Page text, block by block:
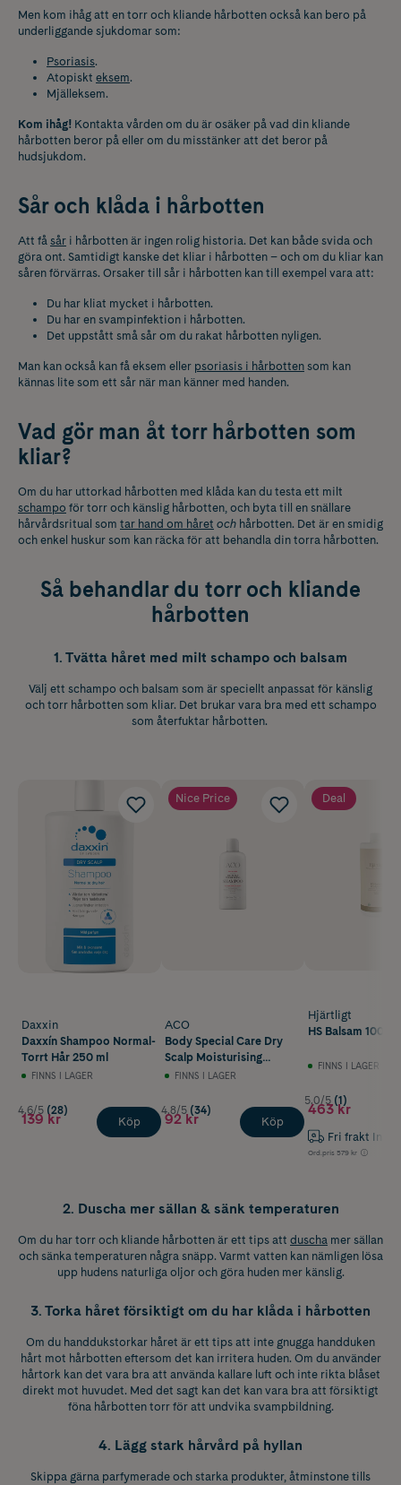
Men kom ihåg att en torr och kliande hårbotten också kan bero på
underliggande sjukdomar som:
Psoriasis.
Atopiskt eksem.
Mjälleksem.
Kom ihåg! Kontakta vården om du är osäker på vad din kliande
hårbotten beror på eller om du misstänker att det beror på
hudsjukdom.
Sår och klåda i hårbotten
Att få sår i hårbotten är ingen rolig historia. Det kan både svida och
göra ont. Samtidigt kanske det kliar i hårbotten – och om du kliar kan
såren förvärras. Orsaker till sår i hårbotten kan till exempel vara att:
Du har kliat mycket i hårbotten.
Du har en svampinfektion i hårbotten.
Det uppstått små sår om du rakat hårbotten nyligen.
Man kan också kan få eksem eller psoriasis i hårbotten som kan
kännas lite som ett sår när man känner med handen.
Vad gör man åt torr hårbotten som
kliar?
Om du har uttorkad hårbotten med klåda kan du testa ett milt
schampo för torr och känslig hårbotten, och byta till en snällare
hårvårdsritual som tar hand om håret och hårbotten. Det är en smidig
och enkel huskur som kan räcka för att behandla din torra hårbotten.
Så behandlar du torr och kliande
hårbotten
1. Tvätta håret med milt schampo och balsam
Välj ett schampo och balsam som är speciellt anpassat för känslig
och torr hårbotten som kliar. Det brukar vara bra med ett schampo
som återfuktar hårbotten.
Daxxin
Daxxín Shampoo Normal-
Torrt Hår 250 ml
FINNS I LAGER
4.6/5 (28)
139 kr Köp
Nice Price
ACO
Body Special Care Dry
Scalp Moisturising
Shampoo Torr & Känslig
FINNS I LAGER
4.8/5 (34)
92 kr Köp
Deal
Hjärtligt
HS Balsam 1000
FINNS I LAGER
5.0/5 (1)
463 kr
Fri frakt
Ord.pris 579 kr
2. Duscha mer sällan & sänk temperaturen
Om du har torr och kliande hårbotten är ett tips att duscha mer sällan
och sänka temperaturen några snäpp. Varmt vatten kan nämligen lösa
upp hudens naturliga oljor och göra huden mer känslig.
3. Torka håret försiktigt om du har klåda i hårbotten
Om du handdukstorkar håret är ett tips att inte gnugga handduken
hårt mot hårbotten eftersom det kan irritera huden. Om du använder
hårtork kan det vara bra att använda kallare luft och inte rikta blåset
direkt mot huvudet. Med det sagt kan det kan vara bra att försiktigt
föna hårbotten torr för att undvika svampbildning.
4. Lägg stark hårvård på hyllan
Skippa gärna parfymerade och starka produkter, åtminstone tills